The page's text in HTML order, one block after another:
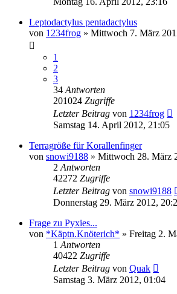
Leptodactylus pentadactylus
von 1234frog » Mittwoch 7. März
1
2
3
34 Antworten
201024 Zugriffe
Letzter Beitrag von 1234frog
Samstag 14. April 2012, 21:05
Terragröße für Korallenfinger
von snowi9188 » Mittwoch 28. März
2 Antworten
42272 Zugriffe
Letzter Beitrag von snowi9188
Donnerstag 29. März 2012,
Frage zu Pyxies...
von *Käptn.Knöterich* » Freitag 2.
1 Antworten
40422 Zugriffe
Letzter Beitrag von Quak
Samstag 3. März 2012, 01:04